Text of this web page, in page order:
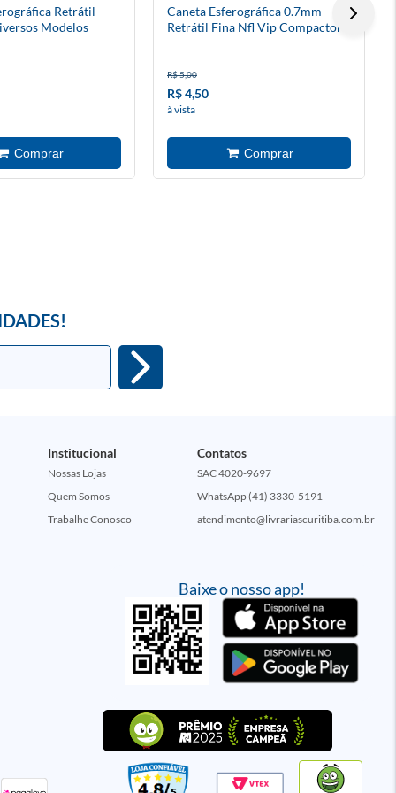
Retrátil
Modelos
Caneta Esferográfica 0.7mm
Retrátil Fina Nfl Vip Compactor
R$ 5,00
R$ 4,50
à vista
Baixe o nosso app!
Institucional
Nossas Lojas
Quem Somos
Trabalhe Conosco
Contatos
SAC 4020-9697
WhatsApp (41) 3330-5191
atendimento@livrariascuritiba.com.br